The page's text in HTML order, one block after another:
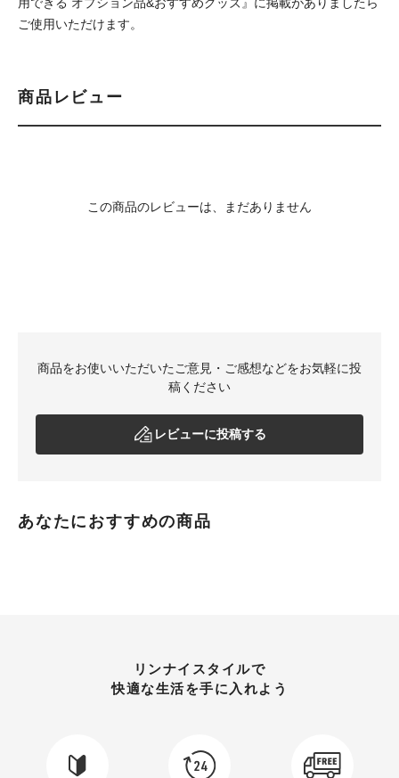
ご使用いただけます。
商品レビュー
この商品のレビューは、まだありません
商品をお使いいただいたご意見・ご感想などをお気軽に投
稿ください
レビューに投稿する
あなたにおすすめの商品
リンナイスタイルで
快適な生活を手に入れよう